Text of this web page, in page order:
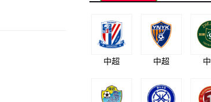
中超 中超